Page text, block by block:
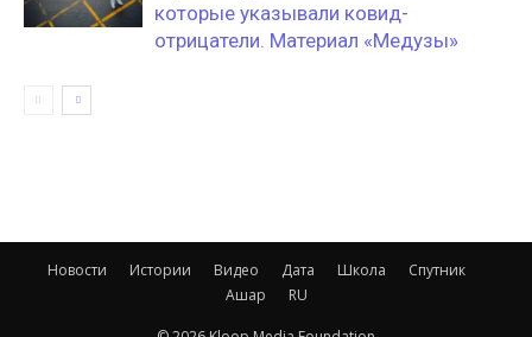
которые указывали ковид-
отрицатели. Материал «Медузы»
Новости Истории Видео Дата Школа
Спутник
Ашар
RU